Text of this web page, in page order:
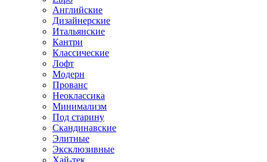
Английские
Дизайнерские
Итальянские
Кантри
Классические
Лофт
Модерн
Прованс
Неоклассика
Минимализм
Под старину
Скандинавские
Элитные
Эксклюзивные
Хай-тек